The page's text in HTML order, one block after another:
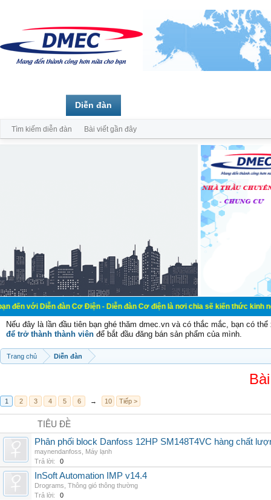
đàn Cơ Điện - Diễn đàn Cơ điện là nơi chia sẽ kiến thức kinh nghiệm
Nếu đây là lần đầu tiên bạn ghé thăm dmec.vn và có thắc mắc, bạn có
để trở thành thành viên để bắt đầu đăng bán sản phẩm của mình.
Trang chủ Diễn đàn
1 2 3 4 5 6 → 10 Tiếp >
TIÊU ĐỀ
Phân phối block Danfoss 12HP SM148T4VC hàng chất
maynendanfoss
Máy lạnh
Trả lời:
0
InSoft Automation IMP v14.4
Drograms Thông gió thông thường
Trả lời:
0
Diễn đàn
Tìm kiếm diễn đàn Bài viết gần đây